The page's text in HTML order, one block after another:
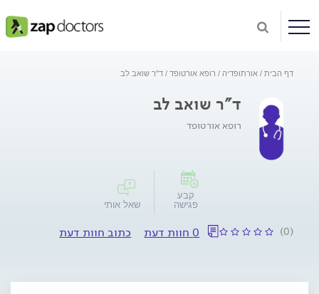
דף הבית אורתופדיה רופא אורטופד ד"ר שואב לב
ד"ר שואב לב
רופא אורטופד
קבע
פגישה
שאל אותי
(0) 0 חוות דעת כתוב חוות דעת